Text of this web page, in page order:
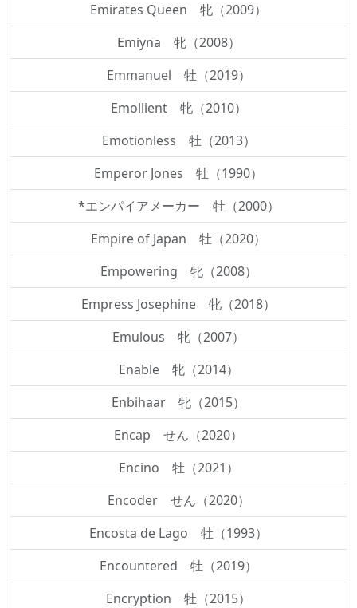
Emirates Queen 牝（2009）
Emiyna 牝（2008）
Emmanuel 牡（2019）
Emollient 牝（2010）
Emotionless 牡（2013）
Emperor Jones 牡（1990）
*エンパイアメーカー 牡（2000）
Empire of Japan 牡（2020）
Empowering 牝（2008）
Empress Josephine 牝（2018）
Emulous 牝（2007）
Enable 牝（2014）
Enbihaar 牝（2015）
Encap せん（2020）
Encino 牡（2021）
Encoder せん（2020）
Encosta de Lago 牡（1993）
Encountered 牡（2019）
Encryption 牡（2015）